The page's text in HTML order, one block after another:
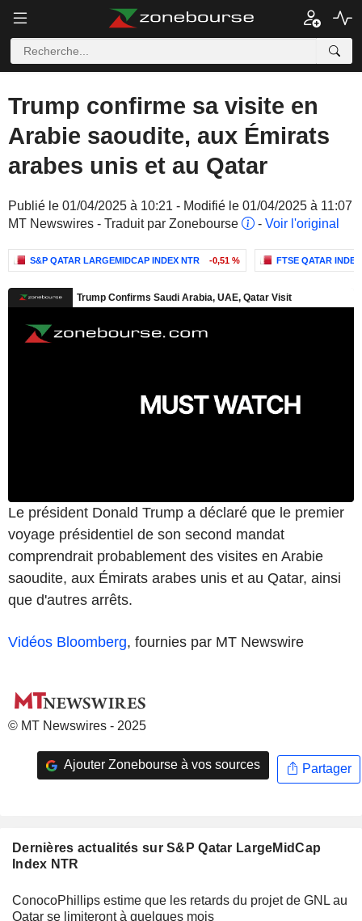
Trump confirme sa visite en
Arabie saoudite, aux Émirats
arabes unis et au Qatar
Publié le 01/04/2025 à 10:21 - Modifié le 01/04/2025 à 11:07
MT Newswires - Traduit par Zonebourse
- Voir l'original
S&P QATAR LARGEMIDCAP INDEX NTR -0,51 % FTSE QATAR INDEX
Le président Donald Trump a déclaré que le premier
voyage présidentiel de son second mandat
comprendrait probablement des visites en Arabie
saoudite, aux Émirats arabes unis et au Qatar, ainsi
que d'autres arrêts.
Vidéos Bloomberg, fournies par MT Newswire
© MT Newswires - 2025
Ajouter Zonebourse à vos sources Partager
Dernières actualités sur S&P Qatar LargeMidCap
Index NTR
ConocoPhillips estime que les retards du projet de GNL au
Qatar se limiteront à quelques mois